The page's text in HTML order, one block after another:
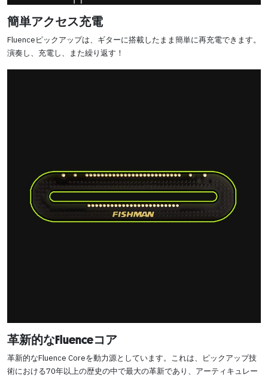
簡単アクセス充電
Fluenceピックアップは、ギターに搭載したまま簡単に再充電できます。
演奏し、充電し、また繰り返す！
革新的なFluenceコア
革新的なFluence Coreを動力源としています。これは、ピックアップ技
術における70年以上の歴史の中で最大の革新であり、アーティキュレー